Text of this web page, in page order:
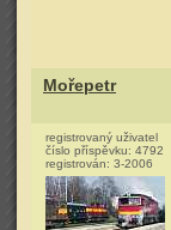
Mořepetr
registrovaný uživatel
číslo příspěvku: 4792
registrován: 3-2006